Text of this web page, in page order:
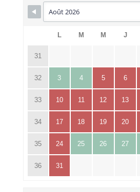
L M M J
31
32 3 4 5 6
33 10 11 12 13
34 17 18 19 20
35 24 25 26 27
36 31